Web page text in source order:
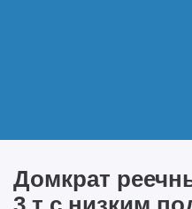
Домкрат